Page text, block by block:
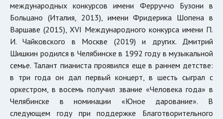
международных конкурсов имени Ферруччо Бузони в
Больцано (Италия, 2013), имени Фридерика Шопена в
Варшаве (2015), XVI Международного конкурса имени П.
И. Чайковского в Москве (2019) и других. Дмитрий
Шишкин родился в Челябинске в 1992 году в музыкальной
семье. Талант пианиста проявился еще в раннем детстве:
в три года он дал первый концерт, в шесть сыграл с
оркестром, в восемь получил звание «Человека года» в
Челябинске в номинации «Юное дарование». В
следующем году при поддержке Благотворительного